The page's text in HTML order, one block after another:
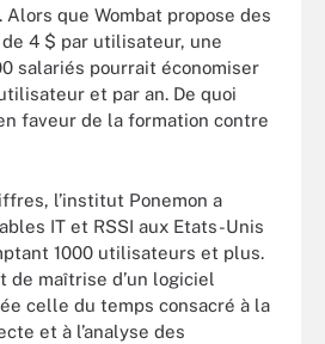
Alors que Wombat propose des
4 $ par utilisateur, une
salariés pourrait économiser
et par an. De quoi
faveur de la formation contre
l’institut Ponemon a
IT et RSSI aux Etats-Unis
1000 utilisateurs et plus.
de maîtrise d’un logiciel
celle du temps consacré à la
et à l’analyse des